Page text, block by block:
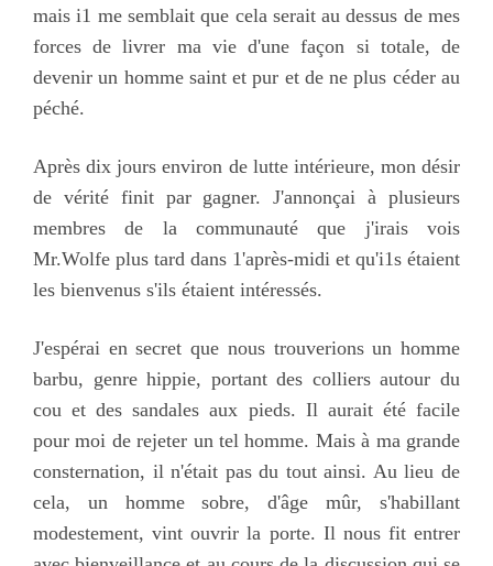
mais i1 me semblait que cela serait au dessus de mes
forces de livrer ma vie d'une façon si totale, de
devenir un homme saint et pur et de ne plus céder au
péché.
Après dix jours environ de lutte intérieure, mon désir
de vérité finit par gagner. J'annonçai à plusieurs
membres de la communauté que j'irais vois
Mr.Wolfe plus tard dans 1'après-midi et qu'i1s étaient
les bienvenus s'ils étaient intéressés.
J'espérai en secret que nous trouverions un homme
barbu, genre hippie, portant des colliers autour du
cou et des sandales aux pieds. Il aurait été facile
pour moi de rejeter un tel homme. Mais à ma grande
consternation, il n'était pas du tout ainsi. Au lieu de
cela, un homme sobre, d'âge mûr, s'habillant
modestement, vint ouvrir la porte. Il nous fit entrer